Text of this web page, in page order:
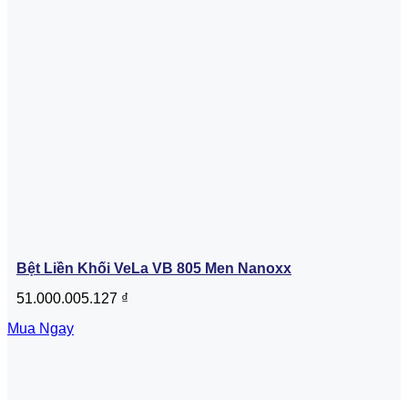
Bệt Liền Khối VeLa VB 805 Men Nanoxx
51.000.005.127 ₫
Mua Ngay